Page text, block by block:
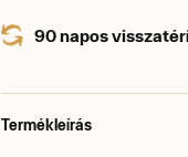
90 napos
Termékleírás